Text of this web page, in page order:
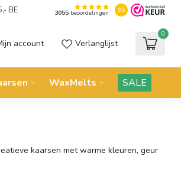
BE 3055beoordelingen 9.5
account Verlanglijst
0
WaxMelts SALE
kaarsen met warme kleuren, geur